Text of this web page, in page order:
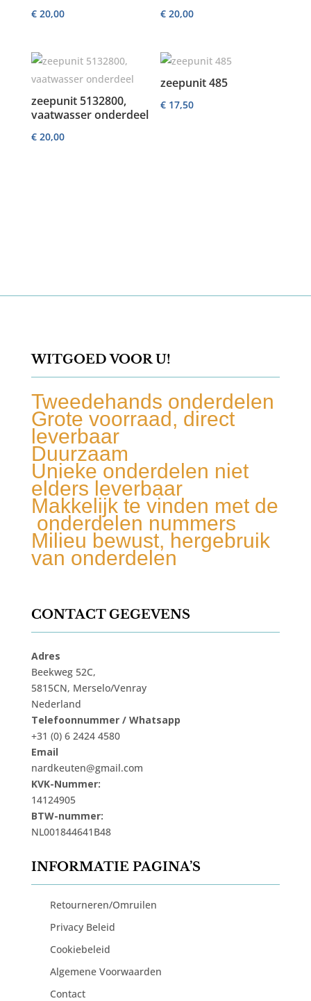
€20,00 € 20,00
zeepunit 5132800,
vaatwasser onderdeel
€20,00
zeepunit 485
€ 17,50
WITGOED VOOR U!
Tweedehands onderdelen
Grote voorraad, direct
leverbaar
Duurzaam
Unieke onderdelen niet
elders leverbaar
Makkelijk te vinden met de
onderdelen nummers
Milieu bewust, hergebruik
van onderdelen
CONTACT GEGEVENS
Adres
Beekweg 52C,
5815CN, Merselo/Venray
Nederland
Telefoonnummer / Whatsapp
+31 (0) 6 2424 4580
Email
nardkeuten@gmail.com
KVK-Nummer:
14124905
BTW-nummer:
NL001844641B48
INFORMATIE PAGINA’S
Retourneren/Omruilen
Privacy Beleid
Cookiebeleid
Algemene Voorwaarden
Contact